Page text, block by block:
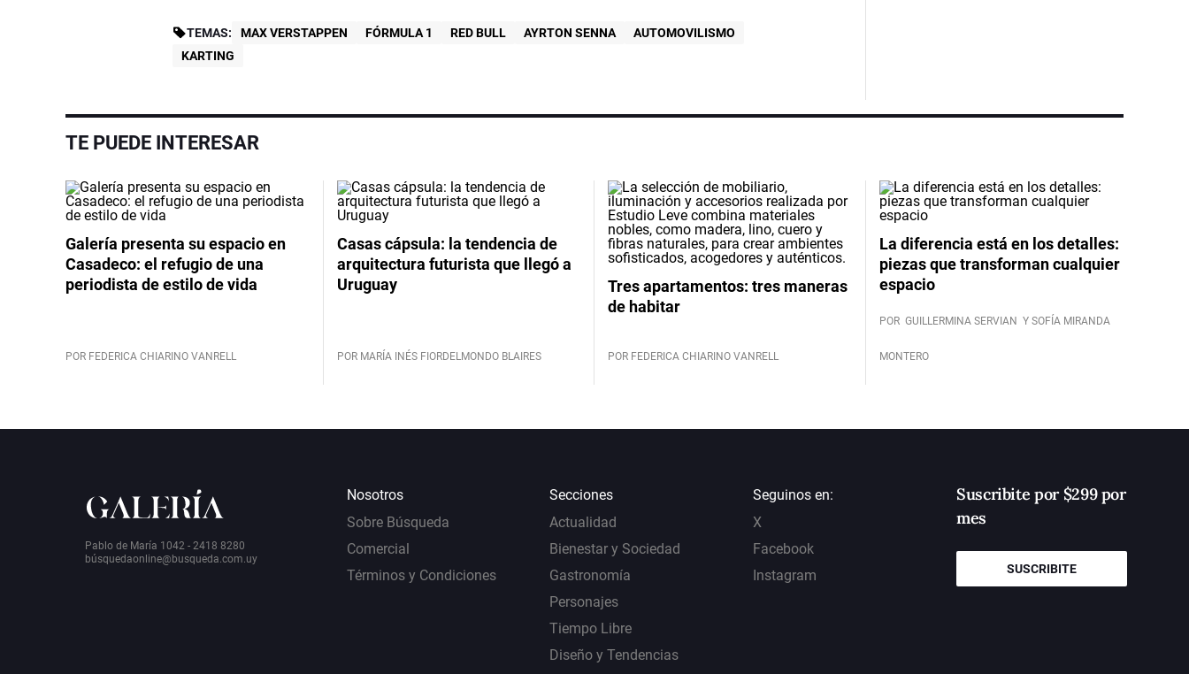
TEMAS: MAX VERSTAPPEN FÓRMULA 1 RED BULL AYRTON SENNA
AUTOMOVILISMO
KARTING
TE PUEDE INTERESAR
Galería presenta su espacio en
Casadeco: el refugio de una
periodista de estilo de vida
POR FEDERICA CHIARINO VANRELL
Casas cápsula: la tendencia de
arquitectura futurista que llegó a
Uruguay
POR MARÍA INÉS FIORDELMONDO BLAIRES
Tres apartamentos: tres maneras
de habitar
POR FEDERICA CHIARINO VANRELL
La diferencia está en los detalles:
piezas que transforman cualquier
espacio
POR GUILLERMINA SERVIAN Y SOFÍA MIRANDA
MONTERO
Pablo de María 1042 - 2418 8280
búsquedaonline@busqueda.com.uy
Nosotros
Sobre Búsqueda
Comercial
Términos y Condiciones
Secciones
Actualidad
Bienestar y Sociedad
Gastronomía
Personajes
Tiempo Libre
Diseño y Tendencias
Seguinos en:
X
Facebook
Instagram
Suscribite por $299 por
mes
SUSCRIBITE